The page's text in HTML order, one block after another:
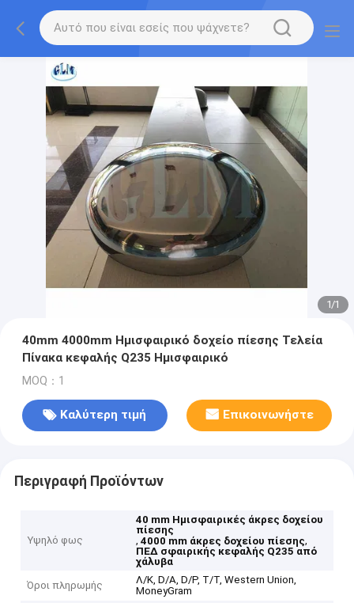
1/1
40mm 4000mm Ημισφαιρικό δοχείο πίεσης Τελεία
Πίνακα κεφαλής Q235 Ημισφαιρικό
MOQ：1
Καλύτερη τιμή Επικοινωνήστε
Περιγραφή Προϊόντων
Υψηλό φως
40 mm Ημισφαιρικές άκρες δοχείου
πίεσης
,4000 mm άκρες δοχείου πίεσης,
ΠΕΔ σφαιρικής κεφαλής Q235 από
χάλυβα
Όροι πληρωμής
Λ/Κ, D/A, D/P, T/T, Western Union,
MoneyGram